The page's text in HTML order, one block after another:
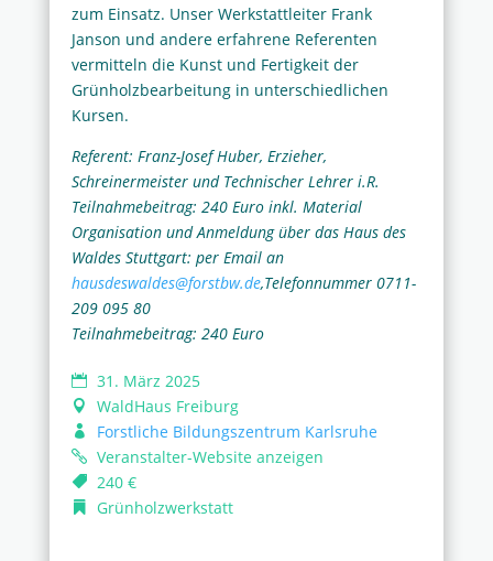
zum Einsatz. Unser Werkstattleiter Frank
Janson und andere erfahrene Referenten
vermitteln die Kunst und Fertigkeit der
Grünholzbearbeitung in unterschiedlichen
Kursen.
Referent: Franz-Josef Huber, Erzieher,
Schreinermeister und Technischer Lehrer i.R.
Teilnahmebeitrag: 240 Euro inkl. Material
Organisation und Anmeldung über das Haus des
Waldes Stuttgart: per Email an
hausdeswaldes@forstbw.de,Telefonnummer 0711-
209 095 80
Teilnahmebeitrag: 240 Euro
31. März 2025
WaldHaus Freiburg
Forstliche Bildungszentrum Karlsruhe
Veranstalter-Website anzeigen
240 €
Grünholzwerkstatt